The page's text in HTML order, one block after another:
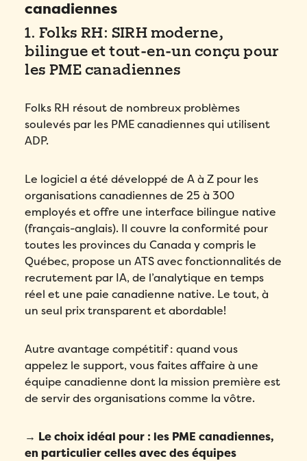
canadiennes
1. Folks RH: SIRH moderne,
bilingue et tout-en-un conçu pour
les PME canadiennes
Folks RH résout de nombreux problèmes
soulevés par les PME canadiennes qui utilisent
ADP.
Le logiciel a été développé de A à Z pour les
organisations canadiennes de 25 à 300
employés et offre une interface bilingue native
(français-anglais). Il couvre la conformité pour
toutes les provinces du Canada y compris le
Québec, propose un ATS avec fonctionnalités de
recrutement par IA, de l’analytique en temps
réel et une paie canadienne native. Le tout, à
un seul prix transparent et abordable!
Autre avantage compétitif : quand vous
appelez le support, vous faites affaire à une
équipe canadienne dont la mission première est
de servir des organisations comme la vôtre.
→ Le choix idéal pour : les PME canadiennes,
en particulier celles avec des équipes